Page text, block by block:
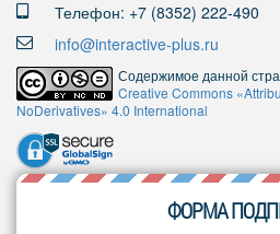
Телефон: +7 (8352) 222-490
info@interactive-plus.ru
Содержимое данной
Creative Commons
NoDerivatives» 4.0 International
ФОРМА